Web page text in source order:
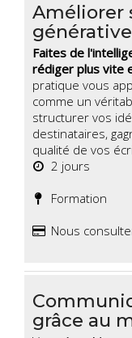
Améliorer
générative
Faites de
rédiger plus vite
pratique vous
comme un
structurer vos
destinataires,
qualité de vos
2 jours
Formation
Nous
grâce au